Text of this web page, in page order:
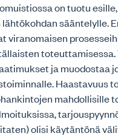
on tuotu
lähtökohdan sääntelylle.
viranomaisen
toteuttamisessa.
ja muodostaa
Haastavuus
mahdollisille
olisi käytäntönä